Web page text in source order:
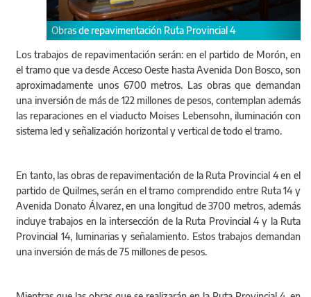
Los trabajos de repavimentación serán: en el partido de Morón, en
el tramo que va desde Acceso Oeste hasta Avenida Don Bosco, son
aproximadamente unos 6700 metros. Las obras que demandan
una inversión de más de 122 millones de pesos, contemplan además
las reparaciones en el viaducto Moises Lebensohn, iluminación con
sistema led y señalización horizontal y vertical de todo el tramo.
En tanto, las obras de repavimentación de la Ruta Provincial 4 en el
partido de Quilmes, serán en el tramo comprendido entre Ruta 14 y
Avenida Donato Álvarez, en una longitud de 3700 metros, además
incluye trabajos en la intersección de la Ruta Provincial 4 y la Ruta
Provincial 14, luminarias y señalamiento. Estos trabajos demandan
una inversión de más de 75 millones de pesos.